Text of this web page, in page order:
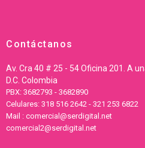
Contáctanos
Av. Cra 40 # 25 - 54 Oficina 201. A
D.C. Colombia
PBX: 3682793 - 3682890
Celulares: 318 516 2642 - 321 253 6822
Mail : comercial@serdigital.net
comercial2@serdigital.net